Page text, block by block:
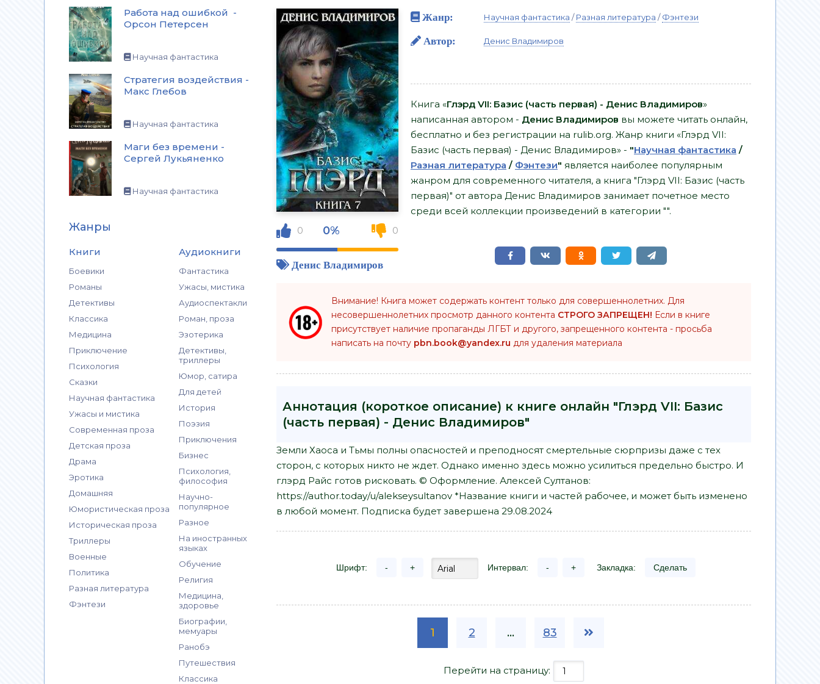
Работа над ошибкой -
Орсон Петерсен
Научная фантастика
Стратегия воздействия -
Макс Глебов
Научная фантастика
Маги без времени -
Сергей Лукьяненко
Научная фантастика
Жанры
Книги
Боевики
Романы
Детективы
Классика
Медицина
Приключение
Психология
Сказки
Научная фантастика
Ужасы и мистика
Современная проза
Детская проза
Драма
Эротика
Домашняя
Юмористическая проза
Историческая проза
Триллеры
Военные
Политика
Разная литература
Фэнтези
Аудиокниги
Фантастика
Ужасы, мистика
Аудиоспектакли
Роман, проза
Эзотерика
Детективы,
триллеры
Юмор, сатира
Для детей
История
Поэзия
Приключения
Бизнес
Психология,
философия
Научно-
популярное
Разное
На иностранных
языках
Обучение
Религия
Медицина,
здоровье
Биографии,
мемуары
Ранобэ
Путешествия
Классика
0 0% 0
Денис Владимиров
Жанр: Научная фантастика /Разная литература /Фэнтези
Автор: Денис Владимиров
Книга «Глэрд VII: Базис (часть первая) - Денис Владимиров»
написанная автором - Денис Владимиров вы можете читать онлайн,
бесплатно и без регистрации на rulib.org. Жанр книги «Глэрд VII:
Базис (часть первая) - Денис Владимиров» - "Научная фантастика /
Разная литература / Фэнтези" является наиболее популярным
жанром для современного читателя, а книга "Глэрд VII: Базис (часть
первая)" от автора Денис Владимиров занимает почетное место
среди всей коллекции произведений в категории "".
Внимание! Книга может содержать контент только для совершеннолетних. Для
несовершеннолетних просмотр данного контента СТРОГО ЗАПРЕЩЕН! Если в книге
присутствует наличие пропаганды ЛГБТ и другого, запрещенного контента - просьба
написать на почту pbn.book@yandex.ru для удаления материала
Аннотация (короткое описание) к книге онлайн "Глэрд VII: Базис
(часть первая) - Денис Владимиров"
Земли Хаоса и Тьмы полны опасностей и преподносят смертельные сюрпризы даже с тех
сторон, с которых никто не ждет. Однако именно здесь можно усилиться предельно быстро. И
глэрд Райс готов рисковать. © Оформление. Алексей Султанов:
https://author.today/u/alekseysultanov *Название книги и частей рабочее, и может быть изменено
в любой момент. Подписка будет завершена 29.08.2024
Шрифт: - + Интервал: - + Закладка: Сделать
1 2 ... 83
Перейти на страницу: